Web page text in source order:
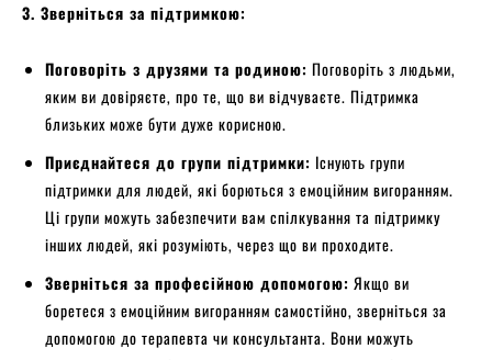
3. Зверніться за підтримкою:
Поговоріть з друзями та родиною: Поговоріть з людьми,
яким ви довіряєте, про те, що ви відчуваєте. Підтримка
близьких може бути дуже корисною.
Приєднайтеся до групи підтримки: Існують групи
підтримки для людей, які борються з емоційним вигоранням.
Ці групи можуть забезпечити вам спілкування та підтримку
інших людей, які розуміють, через що ви проходите.
Зверніться за професійною допомогою: Якщо ви
боретеся з емоційним вигоранням самостійно, зверніться за
допомогою до терапевта чи консультанта. Вони можуть